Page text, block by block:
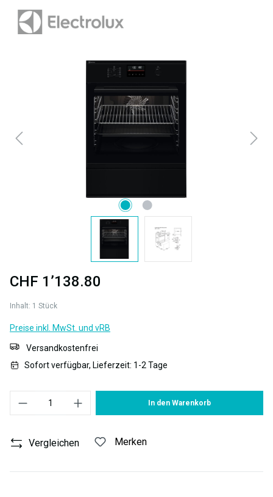
Bildergalerie überspringen
CHF 1’138.80
Inhalt: 1 Stück
Preise inkl. MwSt. und vRB
Versandkostenfrei
Sofort verfügbar, Lieferzeit: 1-2 Tage
In den Warenkorb
Vergleichen Merken